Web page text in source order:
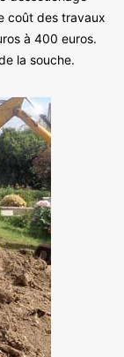
coût des travaux
à 400 euros.
la souche.